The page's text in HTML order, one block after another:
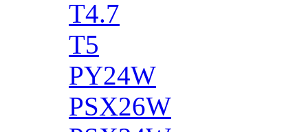
T4.7
T5
PY24W
PSX26W